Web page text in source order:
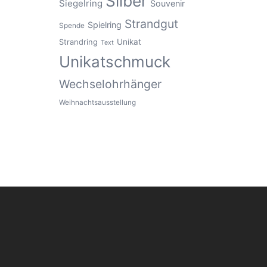
Siegelring Souvenir
Spende Spielring Strandgut
Strandring Text Unikat
Unikatschmuck
Wechselohrhänger
Weihnachtsausstellung